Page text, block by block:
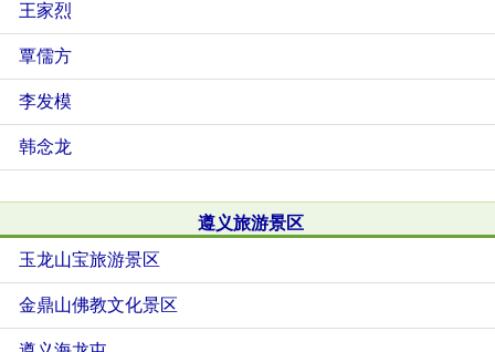
王家烈
覃儒方
李发模
韩念龙
遵义旅游景区
玉龙山宝旅游景区
金鼎山佛教文化景区